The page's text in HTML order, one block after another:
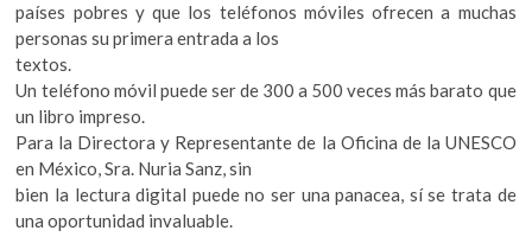
países pobres y que los teléfonos móviles ofrecen a muchas
personas su primera entrada a los
textos.
Un teléfono móvil puede ser de 300 a 500 veces más barato que
un libro impreso.
Para la Directora y Representante de la Oficina de la UNESCO
en México, Sra. Nuria Sanz, sin
bien la lectura digital puede no ser una panacea, sí se trata de
una oportunidad invaluable.